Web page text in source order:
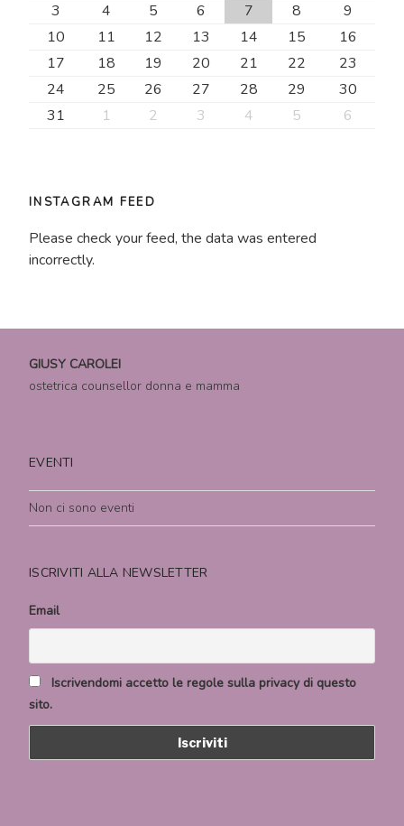
3
4 5 6 7 8
9
10
11 12 13 14 15
16
17
18 19 20 21 22
23
24
25 26 27 28 29
30
31
1 2 3 4 5 6
INSTAGRAM FEED
Please check your feed, the data was entered
incorrectly.
GIUSY CAROLEI
ostetrica counsellor donna e mamma
EVENTI
Non ci sono eventi
ISCRIVITI ALLA NEWSLETTER
Email
Iscrivendomi accetto le regole sulla privacy di questo
sito.